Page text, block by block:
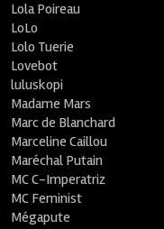
Lola Poireau
LoLo
Lolo Tuerie
Lovebot
luluskopi
Madame Mars
Marc de Blanchard
Marceline Caillou
Maréchal Putain
MC C-Imperatriz
MC Feminist
Mégapute